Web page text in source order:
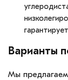
Варианты
Мы предлагаем